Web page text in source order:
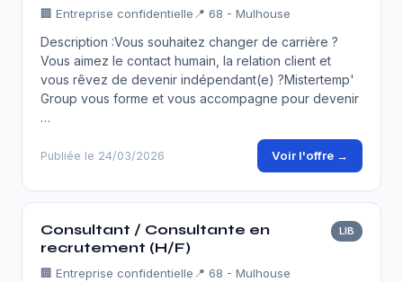
🏢 Entreprise confidentielle 📍 68 - Mulhouse
Description :Vous souhaitez changer de carrière ?
Vous aimez le contact humain, la relation client et
vous rêvez de devenir indépendant(e) ?Mistertemp'
Group vous forme et vous accompagne pour devenir
…
Publiée le 24/03/2026 Voir l'offre →
Consultant / Consultante en
recrutement (H/F)
LIB
🏢 Entreprise confidentielle 📍 68 - Mulhouse